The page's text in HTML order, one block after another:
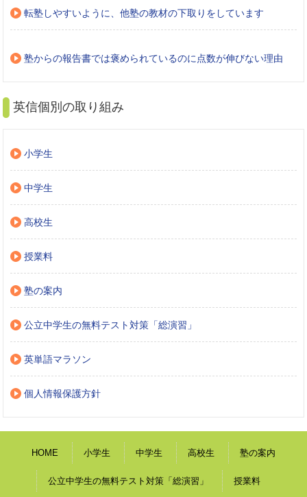
転塾しやすいように、他塾の教材の下取りをしています
塾からの報告書では褒められているのに点数が伸びない理由
英信個別の取り組み
小学生
中学生
高校生
授業料
塾の案内
公立中学生の無料テスト対策「総演習」
英単語マラソン
個人情報保護方針
HOME 小学生 中学生 高校生 塾の案内
公立中学生の無料テスト対策「総演習」 授業料